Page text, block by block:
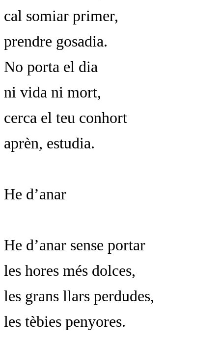
cal somiar primer,
prendre gosadia.
No porta el dia
ni vida ni mort,
cerca el teu conhort
aprèn, estudia.
He d’anar
He d’anar sense portar
les hores més dolces,
les grans llars perdudes,
les tèbies penyores.